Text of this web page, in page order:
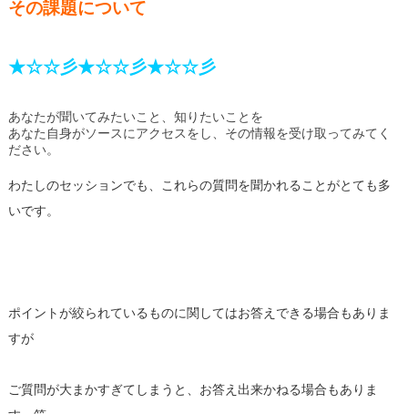
その課題について
★☆☆彡★☆☆彡★☆☆彡
あなたが聞いてみたいこと、知りたいことを
あなた自身がソースにアクセスをし、 その情報を受け取ってみてく
ださい。
わたしのセッションでも、これらの質問を聞かれることがとても多
いです。
ポイントが絞られているものに関してはお答えできる場合もありま
すが
ご質問が大まかすぎてしまうと、お答え出来かねる場合もありま